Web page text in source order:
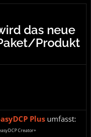
das neue
Produkt
Plus umfasst:
Creator+